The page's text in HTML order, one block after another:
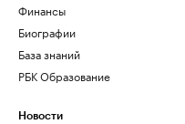
Финансы
Биографии
База знаний
РБК Образование
Новости